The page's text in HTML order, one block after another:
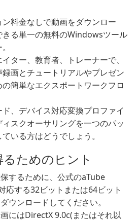
料金なしで動画をダウンロー
きる単一の無料のWindowsツール
ター、教育者、トレーナーで、
画とチュートリアルやプレゼン
簡単なエクスポートワークフロ
、デバイス対応変換プロファイ
スクオーサリングを一つのパッ
いる方はどうでしょう。
ためのヒント
するために、公式のaTube
応する32ビットまたは64ビット
ウンロードしてください。
にはDirectX 9.0c(またはそれ以